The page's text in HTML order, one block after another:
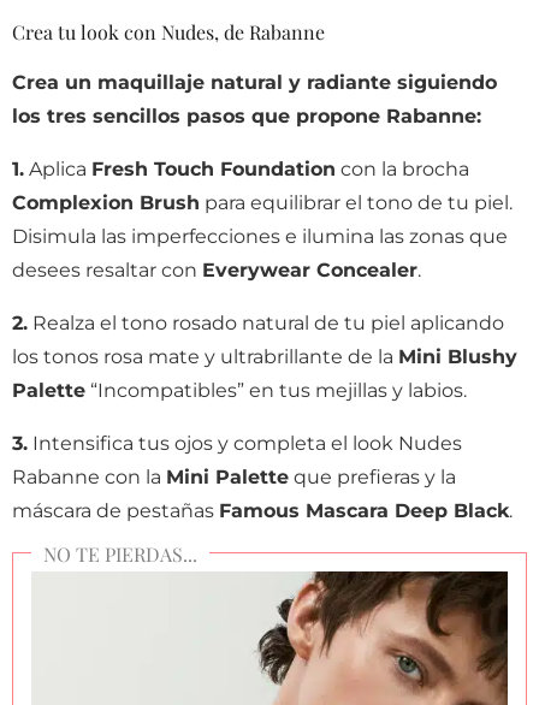
Crea tu look con Nudes, de Rabanne
Crea un maquillaje natural y radiante siguiendo
los tres sencillos pasos que propone Rabanne:
1. Aplica Fresh Touch Foundation con la brocha
Complexion Brush para equilibrar el tono de tu piel.
Disimula las imperfecciones e ilumina las zonas que
desees resaltar con Everywear Concealer.
2. Realza el tono rosado natural de tu piel aplicando
los tonos rosa mate y ultrabrillante de la Mini Blushy
Palette “Incompatibles” en tus mejillas y labios.
3. Intensifica tus ojos y completa el look Nudes
Rabanne con la Mini Palette que prefieras y la
máscara de pestañas Famous Mascara Deep Black.